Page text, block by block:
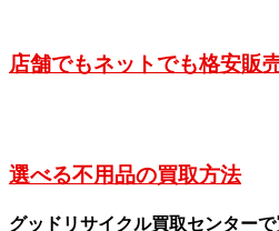
店舗でもネットでも格安販
選べる不用品の買取方法
グッドリサイクル買取センター